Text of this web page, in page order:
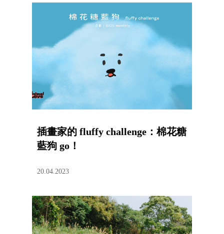
插畫家的 fluffy challenge：棉花糖
藍狗 go！
20.04.2023